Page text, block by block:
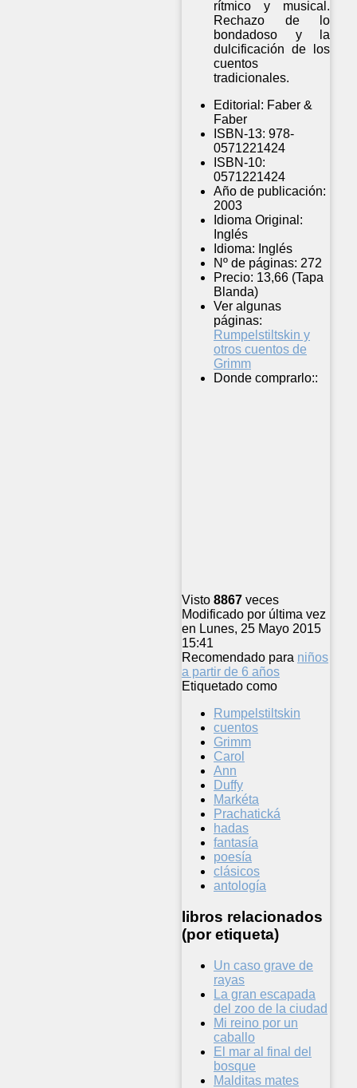
rítmico y musical.
Rechazo de lo
bondadoso y la
dulcificación de los
cuentos
tradicionales.
Editorial: Faber &
Faber
ISBN-13: 978-
0571221424
ISBN-10:
0571221424
Año de publicación:
2003
Idioma Original:
Inglés
Idioma: Inglés
Nº de páginas: 272
Precio: 13,66 (Tapa
Blanda)
Ver algunas
páginas:
Rumpelstiltskin y
otros cuentos de
Grimm
Donde comprarlo::
Visto 8867 veces
Modificado por última vez
en Lunes, 25 Mayo 2015
15:41
Recomendado para niños
a partir de 6 años
Etiquetado como
Rumpelstiltskin
cuentos
Grimm
Carol
Ann
Duffy
Markéta
Prachatická
hadas
fantasía
poesía
clásicos
antología
libros relacionados
(por etiqueta)
Un caso grave de
rayas
La gran escapada
del zoo de la ciudad
Mi reino por un
caballo
El mar al final del
bosque
Malditas mates